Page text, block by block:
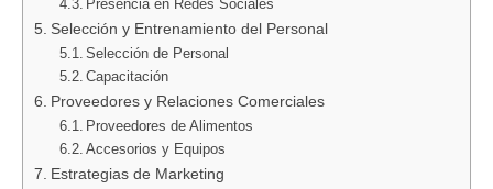
Presencia en Redes Sociales
Selección y Entrenamiento del Personal
Selección de Personal
Capacitación
Proveedores y Relaciones Comerciales
Proveedores de Alimentos
Accesorios y Equipos
Estrategias de Marketing